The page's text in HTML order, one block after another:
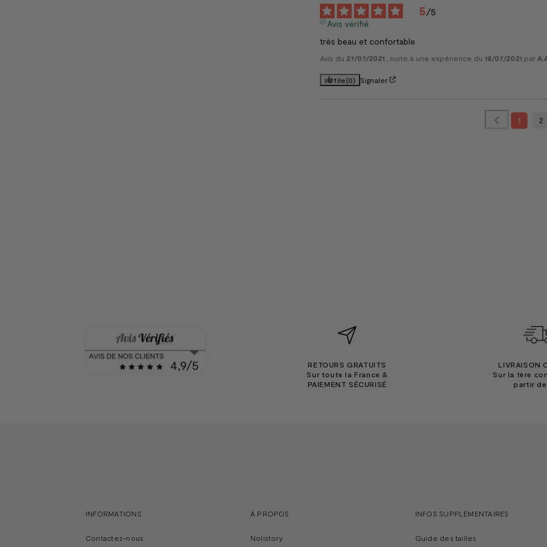
5/5
Avis vérifié
très beau et confortable
Avis du 27/07/2021 , suite à une expérience du 18/07/2021 par
Utile(0) Signaler
1 2
RETOURS GRATUITS
Sur toute la France &
PAIEMENT SÉCURISÉ
LIVRAISON
Sur la 1ère
partir
INFORMATIONS
Contactez-nous
À PROPOS
Nolistory
INFOS SUPPLÉMENTAIRES
Guide des tailles